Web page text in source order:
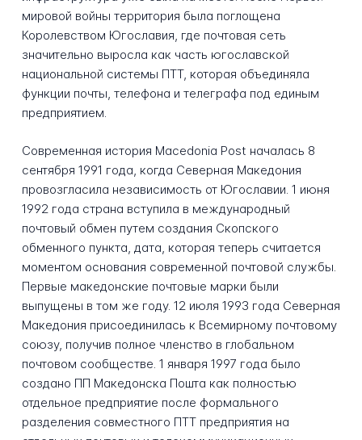
мировой войны территория была поглощена
Королевством Югославия, где почтовая сеть
значительно выросла как часть югославской
национальной системы ПТТ, которая объединяла
функции почты, телефона и телеграфа под единым
предприятием.
Современная история Macedonia Post началась 8
сентября 1991 года, когда Северная Македония
провозгласила независимость от Югославии. 1 июня
1992 года страна вступила в международный
почтовый обмен путем создания Скопского
обменного пункта, дата, которая теперь считается
моментом основания современной почтовой службы.
Первые македонские почтовые марки были
выпущены в том же году. 12 июля 1993 года Северная
Македония присоединилась к Всемирному почтовому
союзу, получив полное членство в глобальном
почтовом сообществе. 1 января 1997 года было
создано ПП Македонска Пошта как полностью
отдельное предприятие после формального
разделения совместного ПТТ предприятия на